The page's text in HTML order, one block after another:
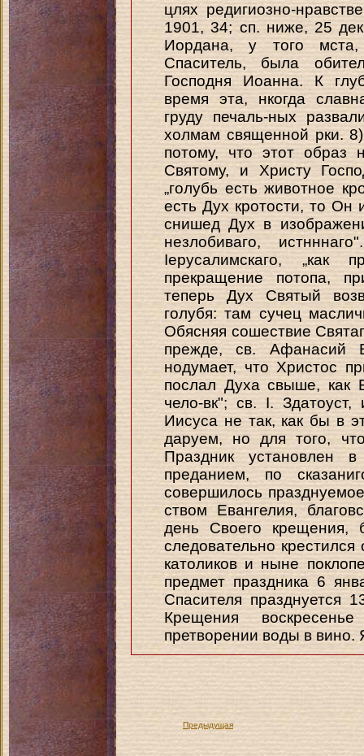
цлях редигиозно-
1901, 34; сп. ниже, 25
Иордана, у того
Спаситель, была
Господня Иоанна. К
время эта, нкогда
груду печаль-ных
холмам священной рки.
потому, что этот образ
Святому, и Христу
„голубь есть животное
есть Дух кротости, то Он
снишед Дух в
незлобиваго,
Іерусалимскаго,
прекращение потопа,
теперь Дух Святый
голубя: там сучец
Обясняя сошествие
прежде, св. Афанасий
нодумает, что Христос
послал Духа свыше, как
чело-вк"; св. I.
Иисуса не так, как бы в
даруем, но для того,
Праздник установлен
преданием, по
совершилось
ством Евангелия,
день Своего крещения,
следовательно
католиков и ныне
предмет праздника 6
Спасителя празднуется
Крещения
претворении воды в
Предыдущая